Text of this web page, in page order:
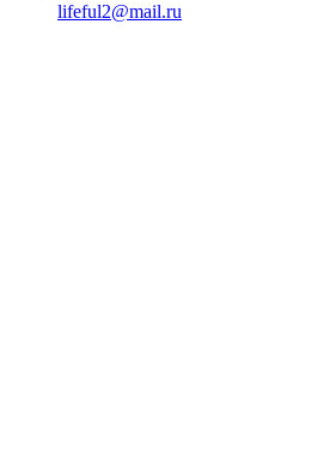
lifeful2@mail.ru